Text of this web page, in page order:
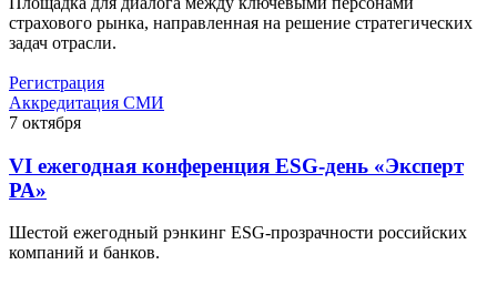
страхового рынка, направленная на решение стратегических
задач отрасли.
Регистрация
Аккредитация СМИ
7 октября
VI ежегодная конференция ESG-день «Эксперт
РА»
Шестой ежегодный рэнкинг ESG-прозрачности российских
компаний и банков.